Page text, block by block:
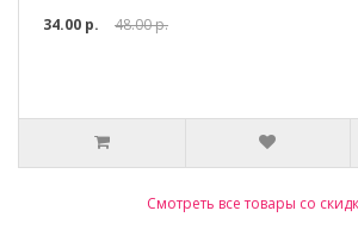
34.00 р.
48.00 р.
Смотреть все товары со